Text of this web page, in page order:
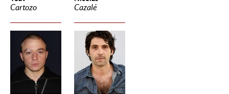
Cartozo Cazalé